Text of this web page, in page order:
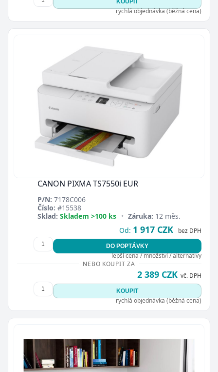
rychlá objednávka (běžná cena)
CANON PIXMA TS7550i EUR
P/N: 7178C006
Číslo: #15538
Sklad: Skladem >100 ks • Záruka: 12 měs.
Od: 1 917 CZK bez DPH
DO POPTÁVKY
lepší cena / množství / alternativy
NEBO KOUPIT ZA
2 389 CZK vč. DPH
KOUPIT
rychlá objednávka (běžná cena)